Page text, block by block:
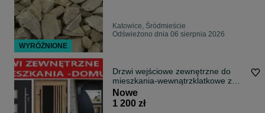
Katowice, Śródmieście
Odświeżono dnia 06 sierpnia 2026
Drzwi wejściowe zewnętrzne do
mieszkania-wewnątrzklatkowe z
montażem
Nowe
1 200 zł
WYRÓŻNIONE